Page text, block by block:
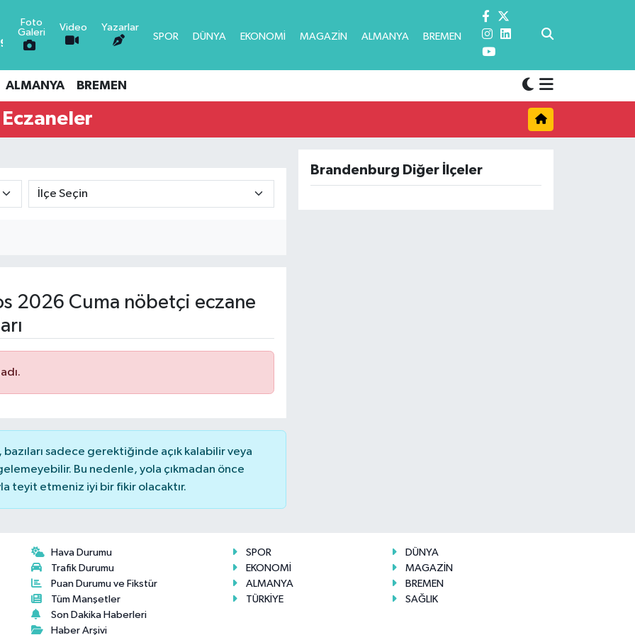
0.16
0
-0.08
70
Foto
Galeri
Video
Yazarlar
SPOR
DÜNYA EKONOMİ MAGAZİN ALMANYA BREMEN
ALMANYA BREMEN
2026 Cuma nöbetçi eczane
sadece gerektiğinde açık kalabilir veya
Bu nedenle, yola çıkmadan önce
teyit etmeniz iyi bir fikir olacaktır.
Brandenburg Diğer İlçeler
Hava Durumu
Trafik Durumu
Puan Durumu ve Fikstür
Tüm Manşetler
Son Dakika Haberleri
Haber Arşivi
SPOR
DÜNYA
EKONOMİ
MAGAZİN
ALMANYA
BREMEN
TÜRKİYE
SAĞLIK